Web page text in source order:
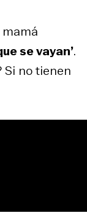
mamá
se vayan’.
Si no tienen